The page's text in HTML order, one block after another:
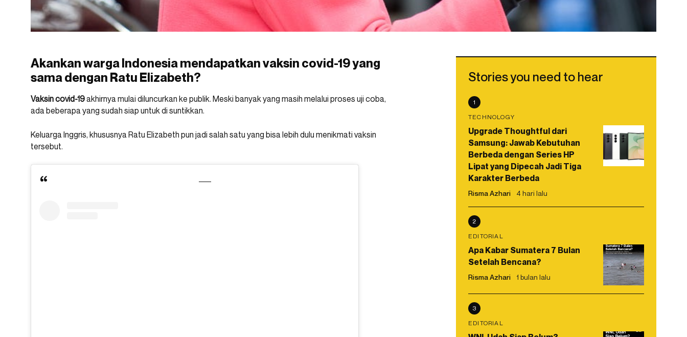
Akankan warga Indonesia mendapatkan vaksin covid-19 yang
sama dengan Ratu Elizabeth?
Vaksin covid-19akhirnya mulai diluncurkan ke publik. Meski banyak yang masih melalui proses uji coba,
ada beberapa yang sudah siap untuk di suntikkan.
Keluarga Inggris, khususnya Ratu Elizabeth pun jadi salah satu yang bisa lebih dulu menikmati vaksin
tersebut.
Stories you need to hear
1
TECHNOLOGY
Upgrade Thoughtful dari
Samsung: Jawab Kebutuhan
Berbeda dengan Series HP
Lipat yang Dipecah Jadi Tiga
Karakter Berbeda
Risma Azhari 4 hari lalu
2
EDITORIAL
Apa Kabar Sumatera 7 Bulan
Setelah Bencana?
Risma Azhari 1 bulan lalu
3
EDITORIAL